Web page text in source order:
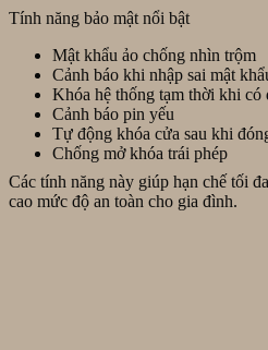
Tính năng bảo mật nổi bật
Mật khẩu ảo chống nhìn trộm
Cảnh báo khi nhập sai mật
Khóa hệ thống tạm thời khi có
Cảnh báo pin yếu
Tự động khóa cửa sau khi
Chống mở khóa trái phép
Các tính năng này giúp hạn chế tối
cao mức độ an toàn cho gia đình.